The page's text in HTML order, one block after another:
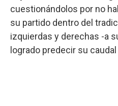
cuestionándolos por no
su partido dentro del
izquierdas y derechas -a
logrado predecir su